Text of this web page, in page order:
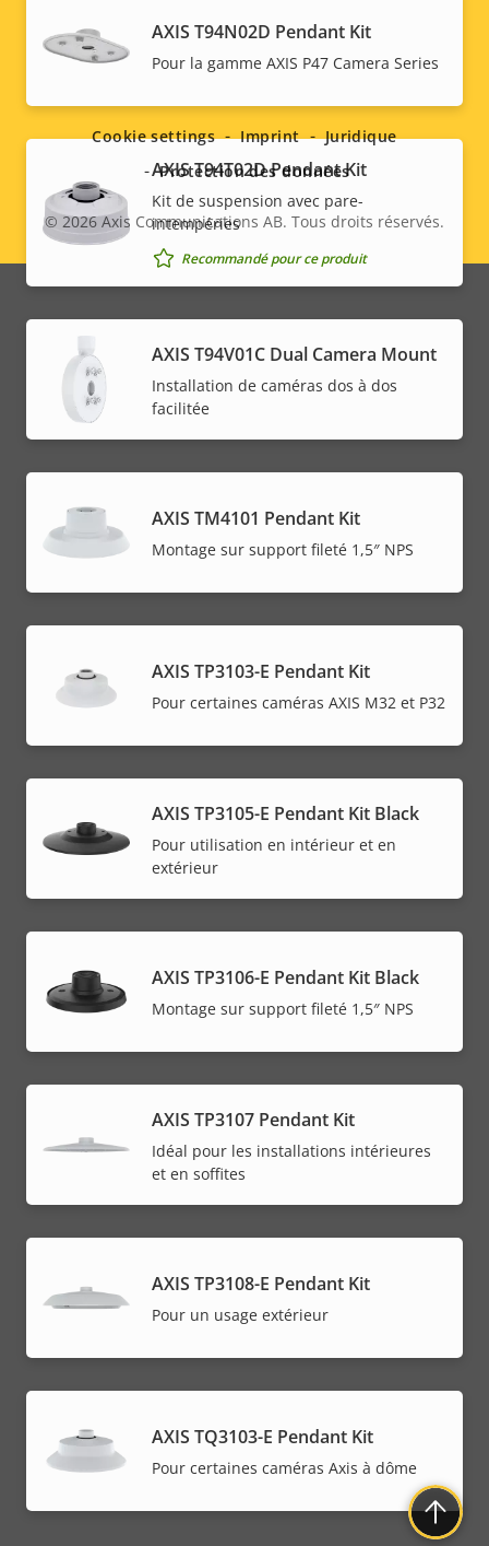
AXIS T94N02D Pendant Kit
Pour la gamme AXIS P47 Camera Series
AXIS T94T02D Pendant Kit
Kit de suspension avec pare-
intempéries
Recommandé pour ce produit
AXIS T94V01C Dual Camera Mount
Installation de caméras dos à dos
facilitée
AXIS TM4101 Pendant Kit
Montage sur support fileté 1,5″ NPS
AXIS TP3103-E Pendant Kit
Pour certaines caméras AXIS M32 et P32
AXIS TP3105-E Pendant Kit Black
Pour utilisation en intérieur et en
extérieur
AXIS TP3106-E Pendant Kit Black
Montage sur support fileté 1,5″ NPS
AXIS TP3107 Pendant Kit
Idéal pour les installations intérieures
et en soffites
AXIS TP3108-E Pendant Kit
Pour un usage extérieur
AXIS TQ3103-E Pendant Kit
Pour certaines caméras Axis à dôme
Social
menu
Legal
menu
© 2026Axis Communications AB. Tous droits réservés.
Cookie settings Imprint
Juridique
Protection des données